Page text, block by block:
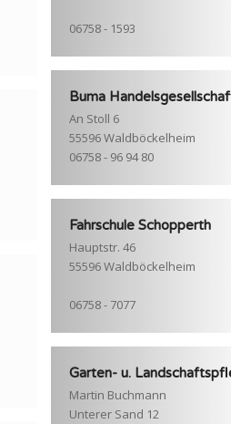
06758 - 1593
Buma
An Stoll 6
55596 Waldböckelheim
06758 - 96 94 80
Fahrschule Schopperth
Hauptstr. 46
55596 Waldböckelheim
06758 - 7077
Garten- u.
Martin Buchmann
Unterer Sand 12